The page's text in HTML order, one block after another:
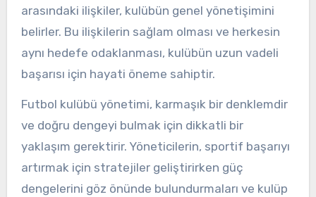
arasındaki ilişkiler, kulübün genel yönetişimini
belirler. Bu ilişkilerin sağlam olması ve herkesin
aynı hedefe odaklanması, kulübün uzun vadeli
başarısı için hayati öneme sahiptir.
Futbol kulübü yönetimi, karmaşık bir denklemdir
ve doğru dengeyi bulmak için dikkatli bir
yaklaşım gerektirir. Yöneticilerin, sportif başarıyı
artırmak için stratejiler geliştirirken güç
dengelerini göz önünde bulundurmaları ve kulüp